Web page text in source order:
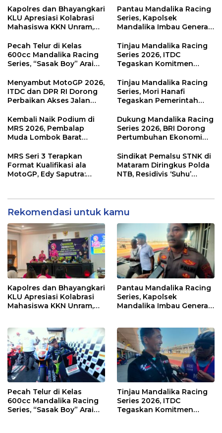
Kapolres dan Bhayangkari
KLU Apresiasi Kolabrasi
Mahasiswa KKN Unram,
Sampah Jadi Rupiah
Pantau Mandalika Racing
Series, Kapolsek
Mandalika Imbau Generasi
Sirkuit, Bukan Jalan Raya
Pecah Telur di Kelas
600cc Mandalika Racing
Series, “Sasak Boy” Arai
Kemenangan
Tinjau Mandalika Racing
Series 2026, ITDC
Tegaskan Komitmen
Dampak Ekonomi
Kawasan
Menyambut MotoGP 2026,
ITDC dan DPR RI Dorong
Perbaikan Akses Jalan
di KEK Mandalika
Tinjau Mandalika Racing
Series, Mori Hanafi
Tegaskan Pemerintah
NTB
Kembali Naik Podium di
MRS 2026, Pembalap
Muda Lombok Barat
Menuju Tingkat Asia
Dukung Mandalika Racing
Series 2026, BRI Dorong
Pertumbuhan Ekonomi
MRS Seri 3 Terapkan
Format Kualifikasi ala
MotoGP, Edy Saputra:
Sindikat Pemalsu STNK di
Mataram Diringkus Polda
NTB, Residivis ‘Suhu’
Rekomendasi untuk kamu
Kapolres dan Bhayangkari
KLU Apresiasi Kolabrasi
Mahasiswa KKN Unram,
Pantau Mandalika Racing
Series, Kapolsek
Mandalika Imbau Generasi
Pecah Telur di Kelas
600cc Mandalika Racing
Series, “Sasak Boy” Arai
Tinjau Mandalika Racing
Series 2026, ITDC
Tegaskan Komitmen